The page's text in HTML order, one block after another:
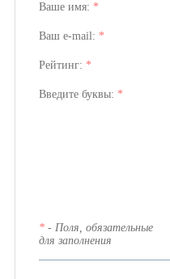
Ваше имя: *
Ваш e-mail: *
Рейтинг: *
Введите буквы: *
* - Поля, обязательные
для заполнения